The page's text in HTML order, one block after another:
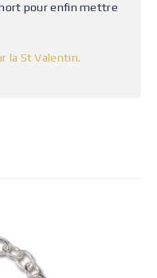
pour enfin mettre
la St Valentin.